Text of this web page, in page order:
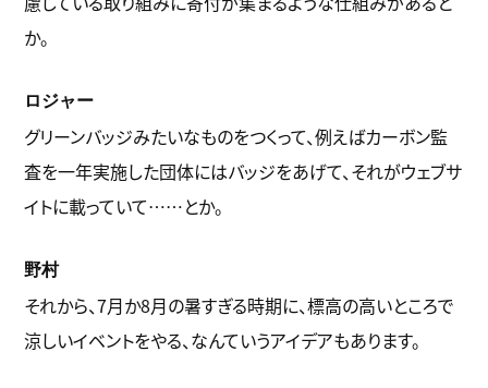
か。
ロジャー
グリーンバッジみたいなものをつくって、例えばカーボン監
査を一年実施した団体にはバッジをあげて、それがウェブサ
イトに載っていて……とか。
野村
それから、7月か8月の暑すぎる時期に、標高の高いところで
涼しいイベントをやる、なんていうアイデアもあります。